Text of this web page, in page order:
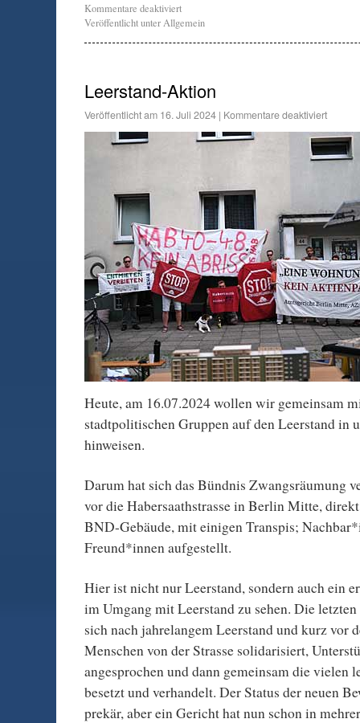
Kommentare deaktiviert
Veröffentlicht unterAllgemein
Leerstand-Aktion
Veröffentlicht am 16. Juli 2024 | Kommentare deaktiviert
Heute, am 16.07.2024 wollen wir gemeinsam
stadtpolitischen Gruppen auf den Leerstand in
hinweisen.
Darum hat sich das Bündnis Zwangsräumung
vor die Habersaathstrasse in Berlin Mitte,
BND-Gebäude, mit einigen Transpis;
Freund*innen aufgestellt.
Hier ist nicht nur Leerstand, sondern auch ein
im Umgang mit Leerstand zu sehen. Die
sich nach jahrelangem Leerstand und kurz vor
Menschen von der Strasse solidarisiert,
angesprochen und dann gemeinsam die vielen
besetzt und verhandelt. Der Status der neuen
prekär, aber ein Gericht hat nun schon in